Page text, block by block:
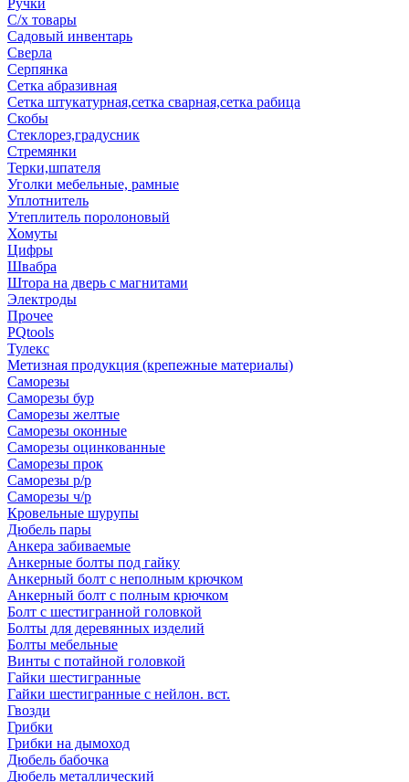
Ручки
С/х товары
Садовый инвентарь
Сверла
Серпянка
Сетка абразивная
Сетка штукатурная,сетка сварная,сетка рабица
Скобы
Стеклорез,градусник
Стремянки
Терки,шпателя
Уголки мебельные, рамные
Уплотнитель
Утеплитель поролоновый
Хомуты
Цифры
Швабра
Штора на дверь с магнитами
Электроды
Прочее
PQtools
Тулекс
Метизная продукция (крепежные материалы)
Саморезы
Саморезы бур
Саморезы желтые
Саморезы оконные
Саморезы оцинкованные
Саморезы прок
Саморезы р/р
Саморезы ч/р
Кровельные шурупы
Дюбель пары
Анкера забиваемые
Анкерные болты под гайку
Анкерный болт с неполным крючком
Анкерный болт с полным крючком
Болт с шестигранной головкой
Болты для деревянных изделий
Болты мебельные
Винты с потайной головкой
Гайки шестигранные
Гайки шестигранные с нейлон. вст.
Гвозди
Грибки
Грибки на дымоход
Дюбель бабочка
Дюбель металлический